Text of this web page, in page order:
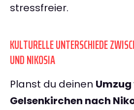
stressfreier.
KULTURELLE UNTERSCHIEDE
UND NIKOSIA
Planst du deinen
Gelsenkirchen nach